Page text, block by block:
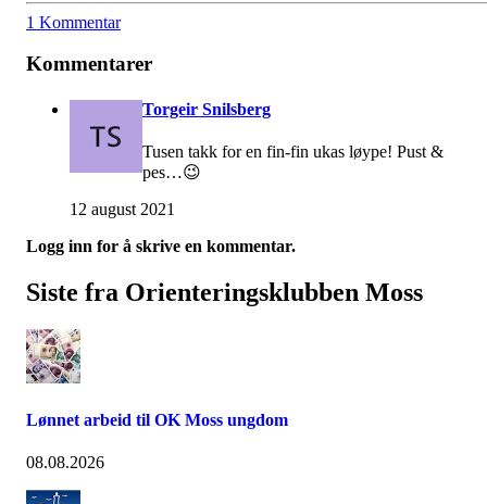
1 Kommentar
Kommentarer
Torgeir Snilsberg
Tusen takk for en fin-fin ukas løype! Pust &
pes…😉
12 august 2021
Logg inn for å skrive en kommentar.
Siste fra Orienteringsklubben Moss
Lønnet arbeid til OK Moss ungdom
08.08.2026